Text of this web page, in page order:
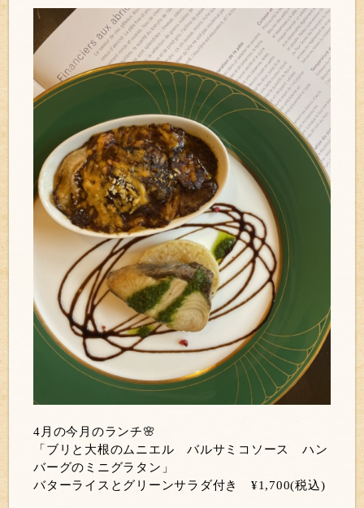
4月の今月のランチ🌸
「ブリと大根のムニエル バルサミコソース ハン
バーグのミニグラタン」
バターライスとグリーンサラダ付き ¥1,700(税込)